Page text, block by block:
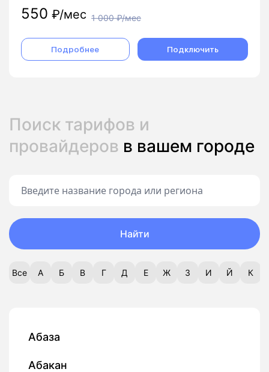
550 ₽/мес 1 000₽/мес
Подробнее Подключить
Поиск тарифов и
провайдеров в вашем городе
Найти
Все А Б В Г Д Е Ж З И Й К
Абаза
Абакан